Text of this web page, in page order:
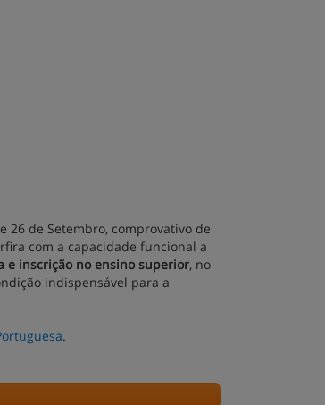
26 de Setembro, comprovativo de
com a capacidade funcional a
e inscrição no ensino superior, no
indispensável para a
.